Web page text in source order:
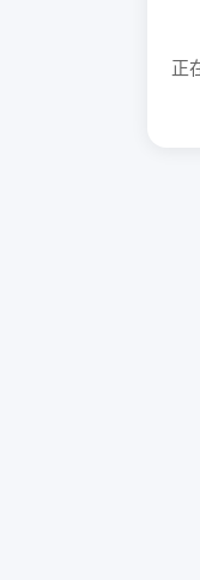
正